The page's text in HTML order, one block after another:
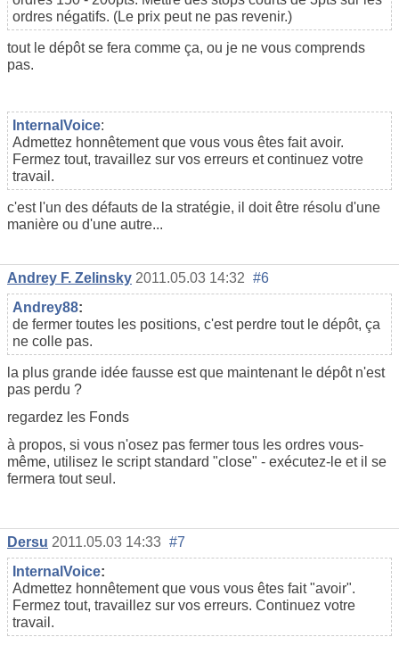
ordres négatifs. (Le prix peut ne pas revenir.)
tout le dépôt se fera comme ça, ou je ne vous comprends
pas.
InternalVoice:
Admettez honnêtement que vous vous êtes fait avoir.
Fermez tout, travaillez sur vos erreurs et continuez votre
travail.
c'est l'un des défauts de la stratégie, il doit être résolu d'une
manière ou d'une autre...
Andrey F. Zelinsky 2011.05.03 14:32 #6
Andrey88:
de fermer toutes les positions, c'est perdre tout le dépôt, ça
ne colle pas.
la plus grande idée fausse est que maintenant le dépôt n'est
pas perdu ?
regardez les Fonds
à propos, si vous n'osez pas fermer tous les ordres vous-
même, utilisez le script standard "close" - exécutez-le et il se
fermera tout seul.
Dersu 2011.05.03 14:33 #7
InternalVoice:
Admettez honnêtement que vous vous êtes fait "avoir".
Fermez tout, travaillez sur vos erreurs. Continuez votre
travail.